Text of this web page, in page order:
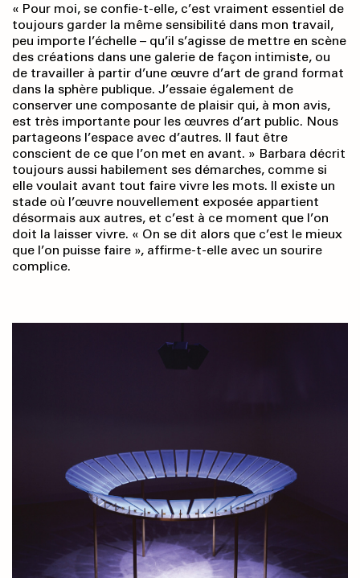
« Pour moi, se confie-t-elle, c’est vraiment essentiel de
toujours garder la même sensibilité dans mon travail,
peu importe l’échelle – qu’il s’agisse de mettre en scène
des créations dans une galerie de façon intimiste, ou
de travailler à partir d’une œuvre d’art de grand format
dans la sphère publique. J’essaie également de
conserver une composante de plaisir qui, à mon avis,
est très importante pour les œuvres d’art public. Nous
partageons l’espace avec d’autres. Il faut être
conscient de ce que l’on met en avant. » Barbara décrit
toujours aussi habilement ses démarches, comme si
elle voulait avant tout faire vivre les mots. Il existe un
stade où l’œuvre nouvellement exposée appartient
désormais aux autres, et c’est à ce moment que l’on
doit la laisser vivre. « On se dit alors que c’est le mieux
que l’on puisse faire », affirme-t-elle avec un sourire
complice.